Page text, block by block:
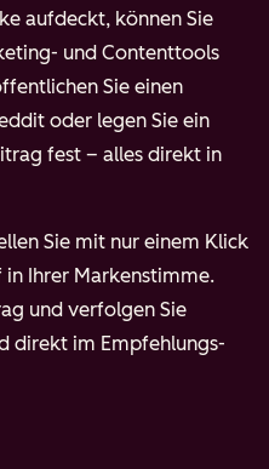
aufdeckt, können Sie
und Contenttools
Sie einen
oder legen Sie ein
fest – alles direkt in
Sie mit nur einem Klick
in Ihrer Markenstimme.
und verfolgen Sie
direkt im Empfehlungs-